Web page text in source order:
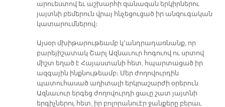
արուեստով եւ աշխարհի զանազան երկիրներու
յայտնի բեմերուն վրայ հնչեցուցած իր անզուգական
կատարումներով։
Այսօր մխիթարութեամբ կ՚անդրադառնանք, որ
բարեյիշատակ Շարլ Ազնաւուր հոգուով ու սրտով
միշտ եղած է Հայաստանի հետ, հպարտացած իր
ազգային ինքնութեամբ։ Մեր ժողովուրդին
պատուհասած աղիտալի երկրաշարժի օրերուն
Ազնաւուր երգեց ժողովուրդի ցաւը շատ յայտնի
երգիչներու հետ, իր բոլորանուէր ջանքերը բերաւ